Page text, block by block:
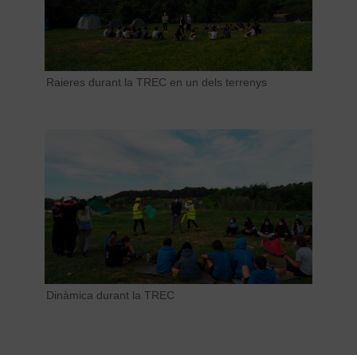
Raieres durant la TREC en un dels terrenys
Dinàmica durant la TREC